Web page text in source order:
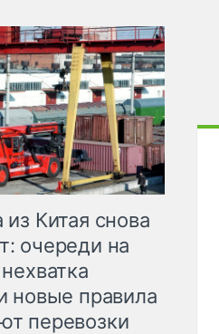
из Китая снова
очереди на
новые правила
перевозки